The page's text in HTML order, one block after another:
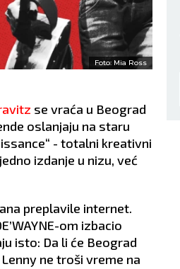
Foto: Mia Ross
se vraća u Beograd
oslanjaju na staru
- totalni kreativni
izdanje u nizu, već
preplavile internet.
om izbacio
isto: Da li će Beograd
ne troši vreme na